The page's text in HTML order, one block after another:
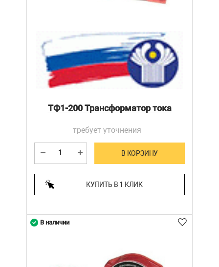
ТФ1-200 Трансформатор тока
требует уточнения
В КОРЗИНУ
КУПИТЬ В 1 КЛИК
В наличии